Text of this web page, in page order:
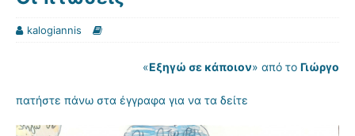
kalogiannis
«Εξηγώ σε κάποιον» από το Γιώργο
πατήστε πάνω στα έγγραφα για να τα δείτε